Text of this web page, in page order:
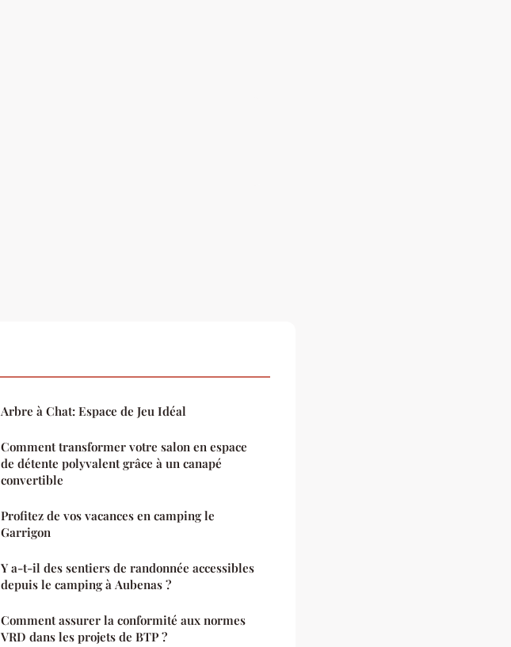
Arbre à Chat: Espace de Jeu Idéal
Comment transformer votre salon en espace
de détente polyvalent grâce à un canapé
convertible
Profitez de vos vacances en camping le
Garrigon
Y a-t-il des sentiers de randonnée accessibles
depuis le camping à Aubenas ?
Comment assurer la conformité aux normes
VRD dans les projets de BTP ?